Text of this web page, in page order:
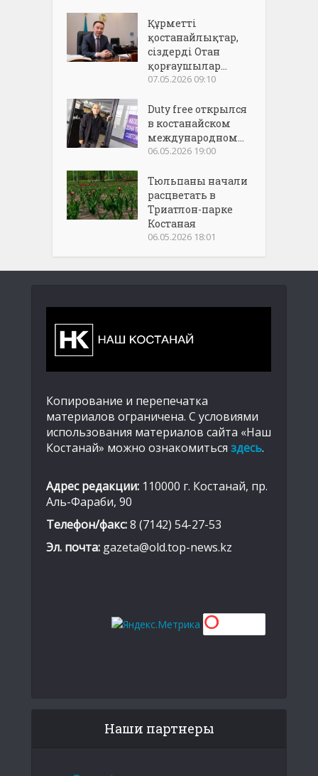
Құрметті
қостанайлықтар,
сіздерді Отан
қорғаушылар...
07.05.2026 09:10
Duty free открылся
в костанайском
международном...
06.05.2026 19:00
Тюльпаны начали
расцветать в
Триатлон-парке
Костаная
06.05.2026 18:01
Копирование и перепечатка
материалов ограничена. С условиями
использования материалов сайта «Наш
Костанай» можно ознакомиться здесь.
Адрес редакции: 110000 г. Костанай, пр.
Аль-Фараби, 90
Телефон/факс:8 (7142) 54-27-53
Эл. почта: gazeta@old.top-news.kz
Наши партнеры